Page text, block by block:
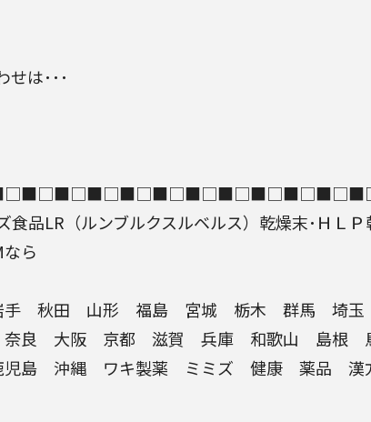
せは･･･
食品LR （ルンブルクスルベルス）乾燥末･ ＨＬＰ
なら
手 秋田 山形 福島 宮城 栃木 群馬 埼
奈良 大阪 京都 滋賀 兵庫 和歌山 島根
島 沖縄 ワキ製薬 ミミズ 健康 薬品 漢